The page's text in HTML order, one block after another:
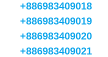
+886983409018
+886983409019
+886983409020
+886983409021